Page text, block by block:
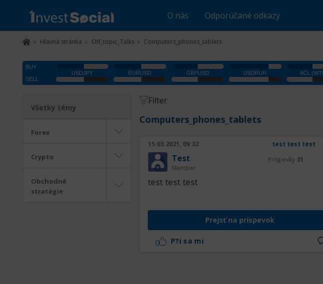
O nás Odporúčané odkazy
Hlavná stránka Off_topic_Talks Computers_phones_tablets
Všetky témy
Forex
Crypto
Obchodné
stratégie
Filter
Computers_phones_tablets
15.03.2021, 09:32 test test test
Test
Member
Príspevky 31
test test test
Prejsť na príspevok
P?i sa mi